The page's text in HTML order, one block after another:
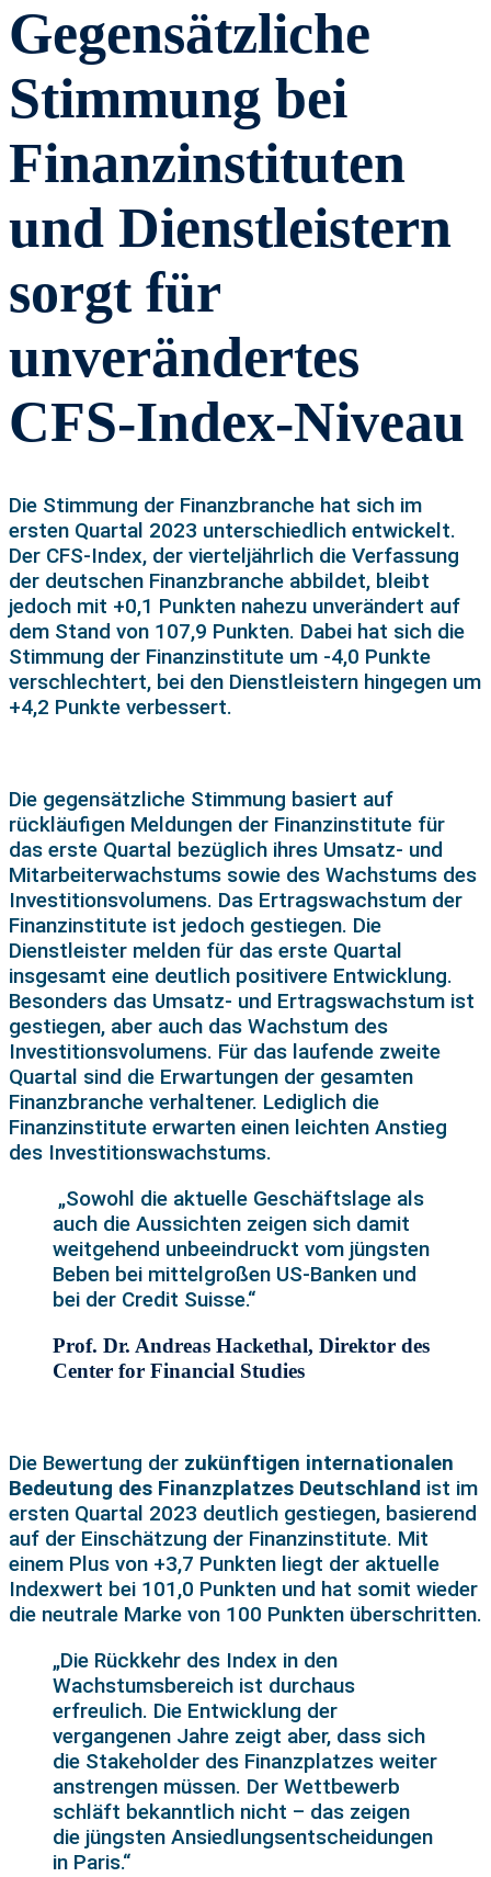
Gegensätzliche
Stimmung bei
Finanzinstituten
und Dienstleistern
sorgt für
unverändertes
CFS-Index-Niveau
Die Stimmung der Finanzbranche hat sich im
ersten Quartal 2023 unterschiedlich entwickelt.
Der CFS-Index, der vierteljährlich die Verfassung
der deutschen Finanzbranche abbildet, bleibt
jedoch mit +0,1 Punkten nahezu unverändert auf
dem Stand von 107,9 Punkten. Dabei hat sich die
Stimmung der Finanzinstitute um -4,0 Punkte
verschlechtert, bei den Dienstleistern hingegen um
+4,2 Punkte verbessert.
Die gegensätzliche Stimmung basiert auf
rückläufigen Meldungen der Finanzinstitute für
das erste Quartal bezüglich ihres Umsatz- und
Mitarbeiterwachstums sowie des Wachstums des
Investitionsvolumens. Das Ertragswachstum der
Finanzinstitute ist jedoch gestiegen. Die
Dienstleister melden für das erste Quartal
insgesamt eine deutlich positivere Entwicklung.
Besonders das Umsatz- und Ertragswachstum ist
gestiegen, aber auch das Wachstum des
Investitionsvolumens. Für das laufende zweite
Quartal sind die Erwartungen der gesamten
Finanzbranche verhaltener. Lediglich die
Finanzinstitute erwarten einen leichten Anstieg
des Investitionswachstums.
„Sowohl die aktuelle Geschäftslage als
auch die Aussichten zeigen sich damit
weitgehend unbeeindruckt vom jüngsten
Beben bei mittelgroßen US-Banken und
bei der Credit Suisse.“
Prof. Dr. Andreas Hackethal, Direktor des
Center for Financial Studies
Die Bewertung der zukünftigen internationalen
Bedeutung des Finanzplatzes Deutschland ist im
ersten Quartal 2023 deutlich gestiegen, basierend
auf der Einschätzung der Finanzinstitute. Mit
einem Plus von +3,7 Punkten liegt der aktuelle
Indexwert bei 101,0 Punkten und hat somit wieder
die neutrale Marke von 100 Punkten überschritten.
„Die Rückkehr des Index in den
Wachstumsbereich ist durchaus
erfreulich. Die Entwicklung der
vergangenen Jahre zeigt aber, dass sich
die Stakeholder des Finanzplatzes weiter
anstrengen müssen. Der Wettbewerb
schläft bekanntlich nicht – das zeigen
die jüngsten Ansiedlungsentscheidungen
in Paris.“